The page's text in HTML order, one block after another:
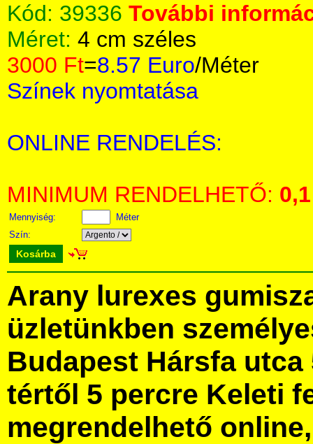
Kód: 39336 További
Méret: 4 cm széles
3000 Ft=8.57 Euro/Méter
Színek nyomtatása
ONLINE RENDELÉS:
MINIMUM RENDELHETŐ: 0,1
Mennyiség:
Méter
Szín:
Kosárba
Arany lurexes
üzletünkben
Budapest Hársfa utca
tértől 5 percre Keleti
megrendelhető